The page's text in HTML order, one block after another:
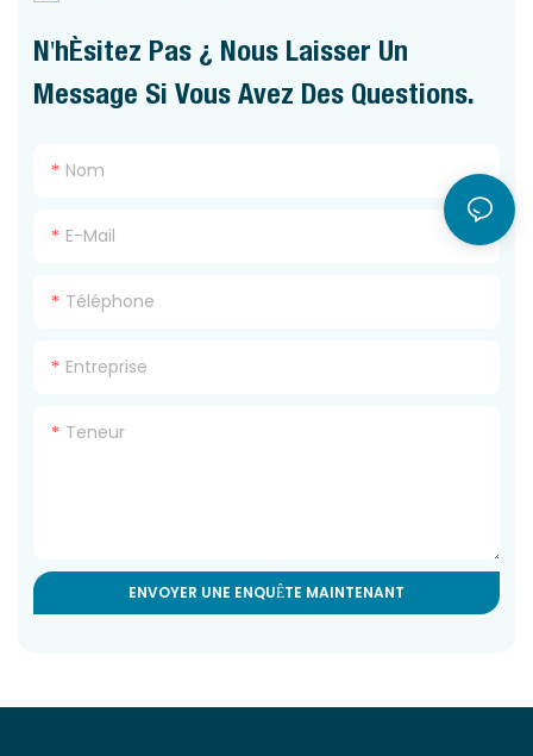
N'hésitez Pas À Nous Laisser Un
Message Si Vous Avez Des Questions.
Nom
E-Mail
Téléphone
Entreprise
Teneur
ENVOYER UNE ENQUÊTE MAINTENANT